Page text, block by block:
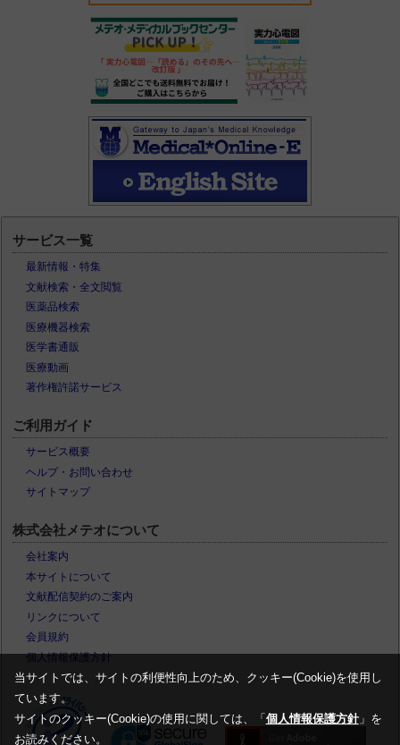
サービス一覧
最新情報・特集
文献検索・全文閲覧
医薬品検索
医療機器検索
医学書通販
医療動画
著作権許諾サービス
ご利用ガイド
サービス概要
ヘルプ・お問い合わせ
サイトマップ
株式会社メテオについて
会社案内
本サイトについて
文献配信契約のご案内
リンクについて
会員規約
個人情報保護方針
当サイトでは、サイトの利便性向上のため、クッキー(Cookie)を使用し
ています。
サイトのクッキー(Cookie)の使用に関しては、「 個人情報保護方針」を
お読みください。